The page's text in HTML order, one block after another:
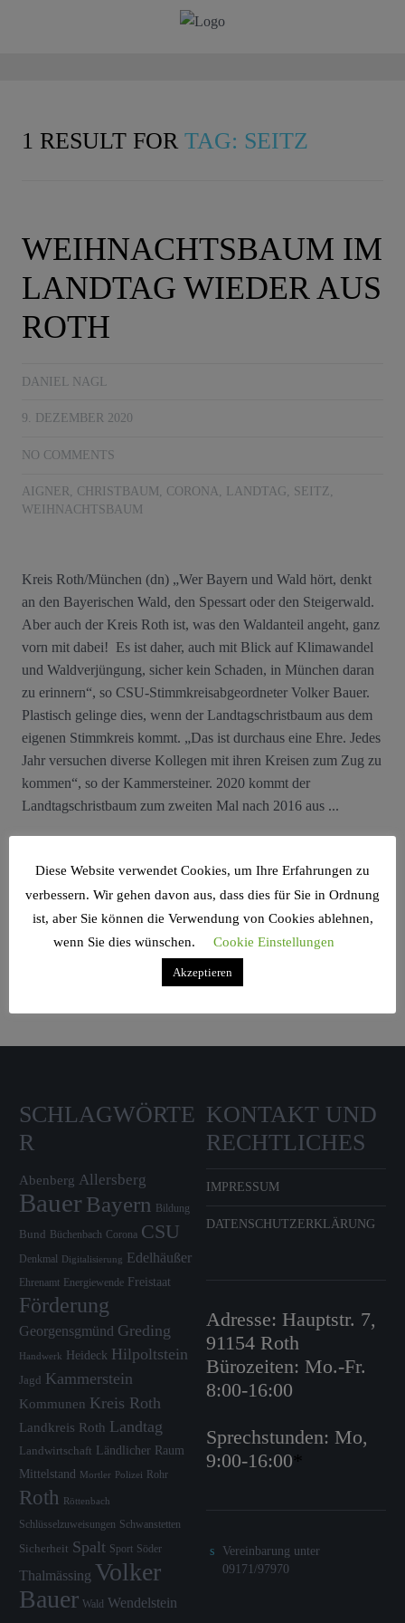
1 RESULT FOR TAG: SEITZ
WEIHNACHTSBAUM IM
LANDTAG WIEDER AUS
ROTH
DANIEL NAGL
9. DEZEMBER 2020
NO COMMENTS
AIGNER, CHRISTBAUM , CORONA, LANDTAG, SEITZ,
WEIHNACHTSBAUM
Kreis Roth/München (dn) „Wer Bayern und Wald hört, denkt
an den Bayerischen Wald, den Spessart oder den Steigerwald.
Aber auch der Kreis Roth ist, was den Waldanteil angeht, ganz
vorn mit dabei! Es ist daher, auch mit Blick auf Klimawandel
und Waldverjüngung, sicher kein Schaden, in München daran
zu erinnern“, so CSU-Stimmkreisabgeordneter Volker Bauer.
Plastisch gelinge dies, wenn der Landtagschristbaum aus dem
eigenen Stimmkreis kommt. „Das ist durchaus eine Ehre. Jedes
Jahr versuchen diverse Kollegen mit ihren Kreisen zum Zug zu
kommen“, so der Kammersteiner. 2020 kommt der
Landtagschristbaum zum zweiten Mal nach 2016 aus ...
Search Sidebar Widget Area
Please login and add some widgets to this widget area.
SCHLAGWÖRTE
R
Abenberg Allersberg
Bauer Bayern Bildung
Bund Büchenbach Corona CSU
Denkmal Digitalisierung Edelhäußer
Ehrenamt Energiewende Freistaat
Förderung
Georgensgmünd Greding
Handwerk Heideck Hilpoltstein
Jagd Kammerstein
Kommunen Kreis Roth
Landkreis Roth Landtag
Landwirtschaft Ländlicher Raum
Mittelstand Mortler Polizei Rohr
Roth Röttenbach
Schlüsselzuweisungen Schwanstetten
Sicherheit Spalt Sport Söder
Thalmässing Volker
Bauer Wald Wendelstein
KONTAKT UND
RECHTLICHES
IMPRESSUM
DATENSCHUTZERKLÄRUNG
Adresse: Hauptstr. 7,
91154 Roth
Bürozeiten: Mo.-Fr.
8:00-16:00
Sprechstunden: Mo,
9:00-16:00*
Vereinbarung unter
09171/97970
Diese Website verwendet Cookies, um Ihre Erfahrungen zu
verbessern. Wir gehen davon aus, dass dies für Sie in Ordnung
ist, aber Sie können die Verwendung von Cookies ablehnen,
wenn Sie dies wünschen.
Cookie Einstellungen
Akzeptieren